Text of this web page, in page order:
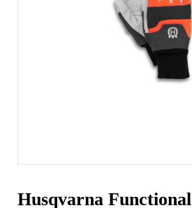
Husqvarna Functional